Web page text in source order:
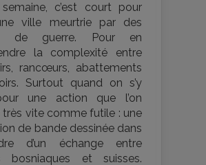
semaine, c’est court pour
ville meurtrie par des
de guerre. Pour en
la complexité entre
rancœurs, abattements
Surtout quand on s’y
une action que l’on
très vite comme futile : une
de bande dessinée dans
d’un échange entre
bosniaques et suisses.